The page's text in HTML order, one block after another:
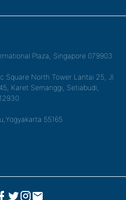
Plaza, Singapore 079903
Square North Tower Lantai 25, Jl.
Karet Semanggi, Setiabudi,
55165